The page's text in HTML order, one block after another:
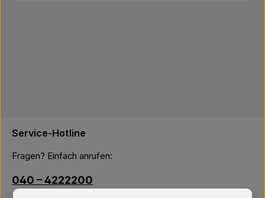
Service-Hotline
Fragen? Einfach anrufen:
040 – 4222200